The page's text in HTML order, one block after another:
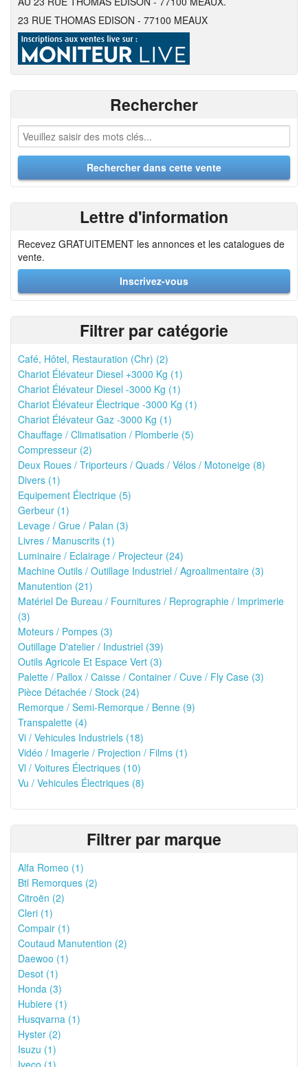
23 RUE THOMAS EDISON - 77100 MEAUX
Rechercher
Lettre d'information
Recevez GRATUITEMENT les annonces et les catalogues de
vente.
Inscrivez-vous
Filtrer par catégorie
Café, Hôtel, Restauration (Chr) (2)
Chariot Élévateur Diesel +3000 Kg (1)
Chariot Élévateur Diesel -3000 Kg (1)
Chariot Élévateur Électrique -3000 Kg (1)
Chariot Élévateur Gaz -3000 Kg (1)
Chauffage / Climatisation / Plomberie (5)
Compresseur (2)
Deux Roues / Triporteurs / Quads / Vélos / Motoneige (8)
Divers (1)
Equipement Électrique (5)
Gerbeur (1)
Levage / Grue / Palan (3)
Livres / Manuscrits (1)
Luminaire / Eclairage / Projecteur (24)
Machine Outils / Outillage Industriel / Agroalimentaire (3)
Manutention (21)
Matériel De Bureau / Fournitures / Reprographie / Imprimerie
(3)
Moteurs / Pompes (3)
Outillage D'atelier / Industriel (39)
Outils Agricole Et Espace Vert (3)
Palette / Pallox / Caisse / Container / Cuve / Fly Case (3)
Pièce Détachée / Stock (24)
Remorque / Semi-Remorque / Benne (9)
Transpalette (4)
Vi / Vehicules Industriels (18)
Vidéo / Imagerie / Projection / Films (1)
Vl / Voitures Électriques (10)
Vu / Vehicules Électriques (8)
Filtrer par marque
Alfa Romeo (1)
Btl Remorques (2)
Citroën (2)
Cleri (1)
Compair (1)
Coutaud Manutention (2)
Daewoo (1)
Desot (1)
Honda (3)
Hubiere (1)
Husqvarna (1)
Hyster (2)
Isuzu (1)
Iveco (1)